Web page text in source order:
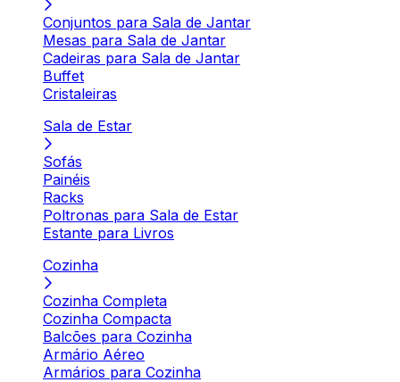
Conjuntos para Sala de Jantar
Mesas para Sala de Jantar
Cadeiras para Sala de Jantar
Buffet
Cristaleiras
Sala de Estar
Sofás
Painéis
Racks
Poltronas para Sala de Estar
Estante para Livros
Cozinha
Cozinha Completa
Cozinha Compacta
Balcões para Cozinha
Armário Aéreo
Armários para Cozinha